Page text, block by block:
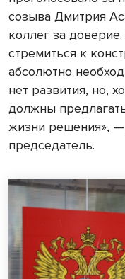
созыва Дмитрия
коллег за
стремиться к
абсолютно
нет развития, но,
должны
жизни решения»,
председатель.